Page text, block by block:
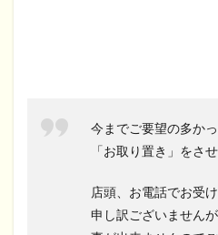
今までご要望の多かっ
「お取り置き」をさ
店頭、お電話でお受け
申し訳ございません